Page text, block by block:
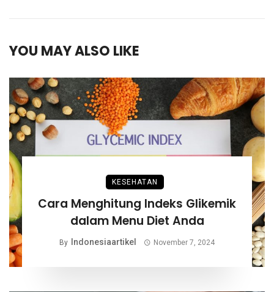
YOU MAY ALSO LIKE
KESEHATAN
Cara Menghitung Indeks Glikemik
dalam Menu Diet Anda
By Indonesiaartikel November 7, 2024